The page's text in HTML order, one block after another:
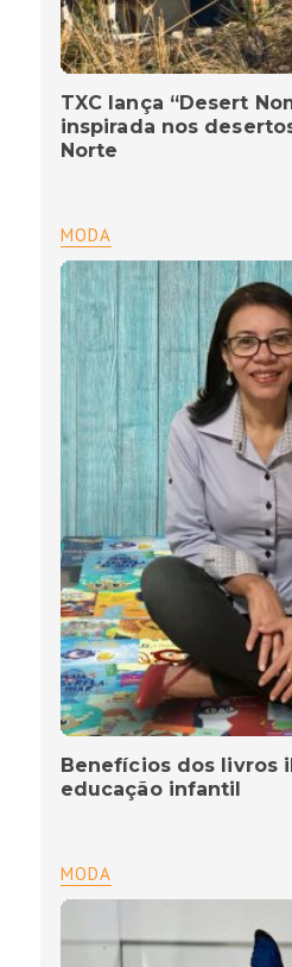
TXC lança “Desert
inspirada nos
Norte
MODA
Benefícios dos livros
educação infantil
MODA